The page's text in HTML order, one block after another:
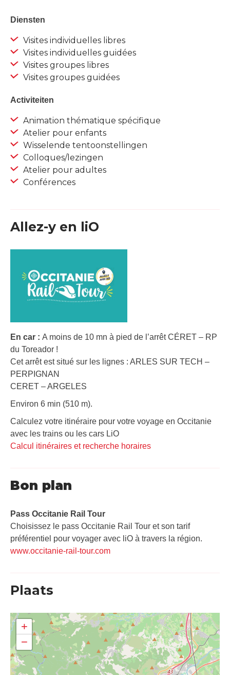
Diensten
Visites individuelles libres
Visites individuelles guidées
Visites groupes libres
Visites groupes guidées
Activiteiten
Animation thématique spécifique
Atelier pour enfants
Wisselende tentoonstellingen
Colloques/lezingen
Atelier pour adultes
Conférences
Allez-y en liO
En car : A moins de 10 mn à pied de l’arrêt CÉRET – RP
du Toreador !
Cet arrêt est situé sur les lignes : ARLES SUR TECH –
PERPIGNAN
CERET – ARGELES
Environ 6 min (510 m).
Calculez votre itinéraire pour votre voyage en Occitanie
avec les trains ou les cars LiO
Calcul itinéraires et recherche horaires
Bon plan
Pass Occitanie Rail Tour​
Choisissez le pass Occitanie Rail Tour et son tarif
préférentiel pour voyager avec liO à travers la région.
www.occitanie-rail-tour.com
Plaats
+
−